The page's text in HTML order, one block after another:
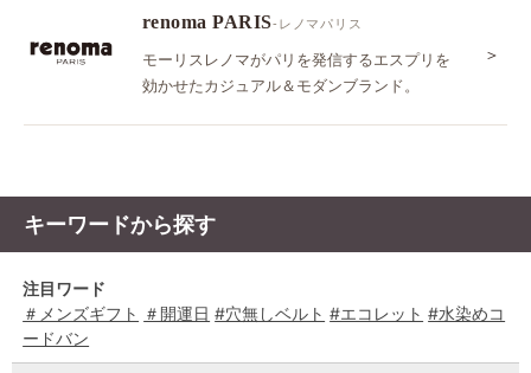
renoma PARIS-レノマパリス
モーリスレノマがパリを発信するエスプリを
効かせたカジュアル＆モダンブランド。
＞
キーワードから探す
注目ワード
＃メンズギフト ＃開運日 #穴無しベルト #エコレット #水染めコ
ードバン